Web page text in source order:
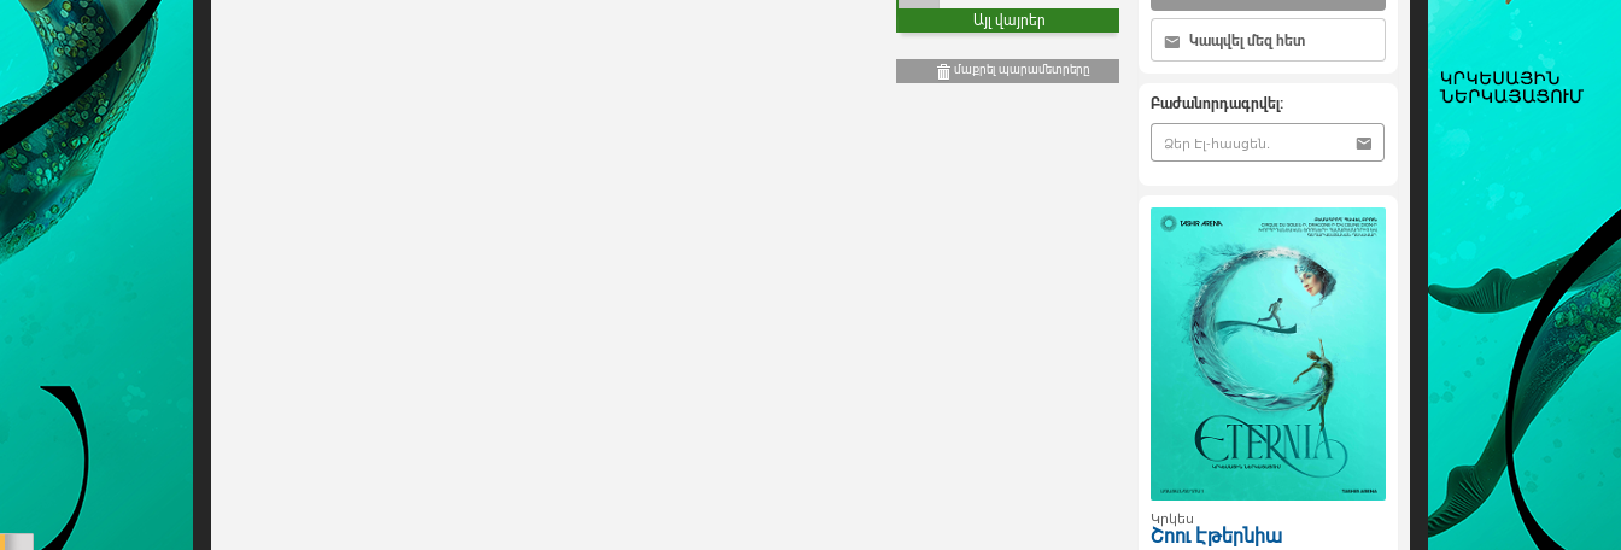
Այլ վայրեր
մաքրել պարամետրերը
Կապվել մեզ հետ
Բաժանորդագրվել:
Կրկես
Շոու Էթերնիա